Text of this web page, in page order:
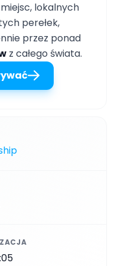
lokalnych
perełek,
przez ponad
z całego świata.